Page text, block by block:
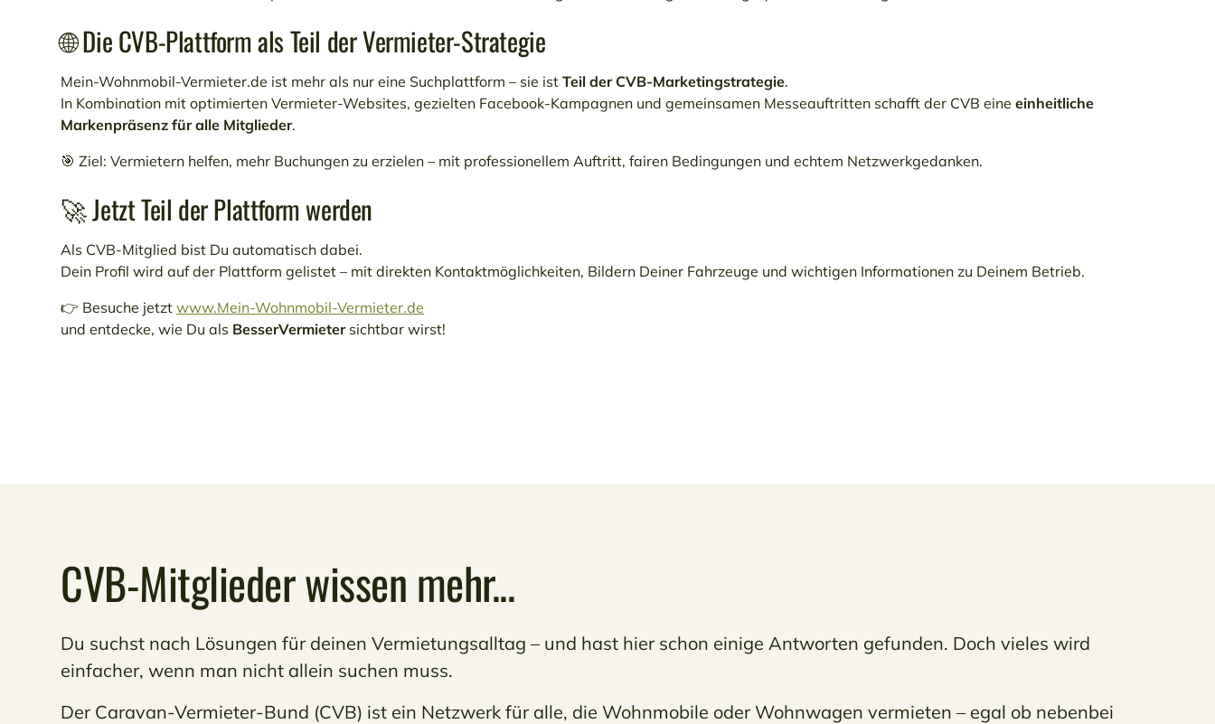
🌐 Die CVB-Plattform als Teil der Vermieter-Strategie
Mein-Wohnmobil-Vermieter.de ist mehr als nur eine Suchplattform – sie istTeil der CVB-Marketingstrategie.
In Kombination mit optimierten Vermieter-Websites, gezielten Facebook-Kampagnen und gemeinsamen Messeauftritten schafft der CVB eineeinheitliche
Markenpräsenz für alle Mitglieder.
🎯 Ziel: Vermietern helfen, mehr Buchungen zu erzielen – mit professionellem Auftritt, fairen Bedingungen und echtem Netzwerkgedanken.
🚀 Jetzt Teil der Plattform werden
Als CVB-Mitglied bist Du automatisch dabei.
Dein Profil wird auf der Plattform gelistet – mit direkten Kontaktmöglichkeiten, Bildern Deiner Fahrzeuge und wichtigen Informationen zu Deinem Betrieb.
👉 Besuche jetztwww.Mein-Wohnmobil-Vermieter.de
und entdecke, wie Du als BesserVermietersichtbar wirst!
CVB-Mitglieder wissen mehr...
Du suchst nach Lösungen für deinen Vermietungsalltag – und hast hier schon einige Antworten gefunden. Doch vieles wird
einfacher, wenn man nicht allein suchen muss.
Der Caravan-Vermieter-Bund (CVB) ist ein Netzwerk für alle, die Wohnmobile oder Wohnwagen vermieten – egal ob nebenbei